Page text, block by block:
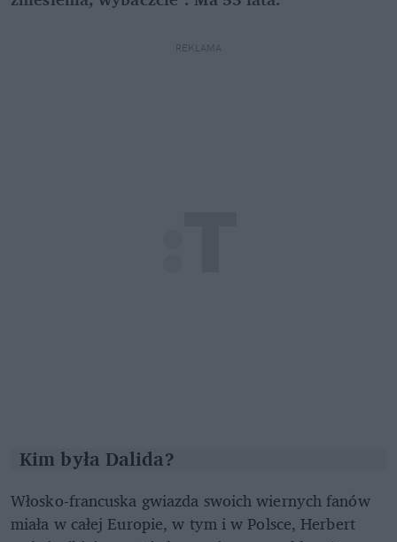
REKLAMA
Kim była Dalida?
Włosko-francuska gwiazda swoich wiernych fanów
miała w całej Europie, w tym i w Polsce, Herbert